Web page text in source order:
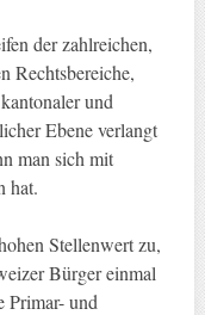
der zahlreichen,
Rechtsbereiche,
und
Ebene verlangt
man sich mit
hat.
Stellenwert zu,
Bürger einmal
Primar- und